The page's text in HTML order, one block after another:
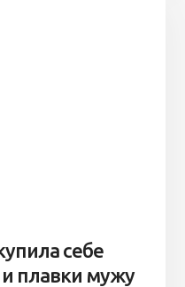
себе
плавки мужу